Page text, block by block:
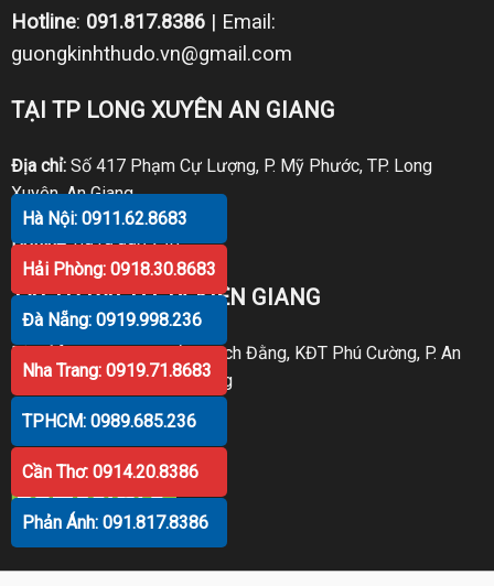
Hotline: 091.817.8386| Email:
guongkinhthudo.vn@gmail.com
TẠI TP LONG XUYÊN AN GIANG
Địa chỉ:Số 417 Phạm Cự Lượng, P. Mỹ Phước, TP. Long
Xuyên, An Giang
Hotline: 0919.998.236
TẠI TP RẠCH GIÁ KIÊN GIANG
Địa chỉ:P30 Căn 07 Trần Bạch Đằng, KĐT Phú Cường, P. An
Hòa, TP. Rạch Giá, Kiên Giang
Hotline: 0919.998.236
Hà Nội: 0911.62.8683
Hải Phòng: 0918.30.8683
Đà Nẵng: 0919.998.236
Nha Trang: 0919.71.8683
TPHCM: 0989.685.236
Cần Thơ: 0914.20.8386
Phản Ánh: 091.817.8386